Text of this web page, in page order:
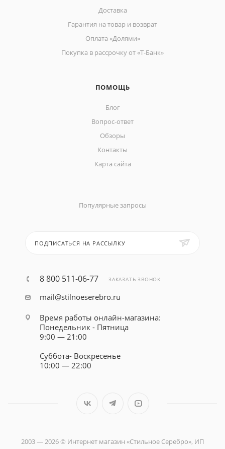
Доставка
Гарантия на товар и возврат
Оплата «Долями»
Покупка в рассрочку от «Т-Банк»
ПОМОЩЬ
Блог
Вопрос-ответ
Обзоры
Контакты
Карта сайта
Популярные запросы
ПОДПИСАТЬСЯ НА РАССЫЛКУ
8 800 511-06-77 ЗАКАЗАТЬ ЗВОНОК
mail@stilnoeserebro.ru
Время работы онлайн-магазина:
Понедельник - Пятница
9:00 — 21:00
Суббота- Воскресенье
10:00 — 22:00
2003 — 2026 © Интернет магазин «Стильное Серебро», ИП